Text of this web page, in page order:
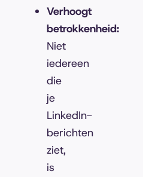
Verhoogt
betrokkenheid:
Niet
iedereen
die
je
LinkedIn-
berichten
ziet,
is